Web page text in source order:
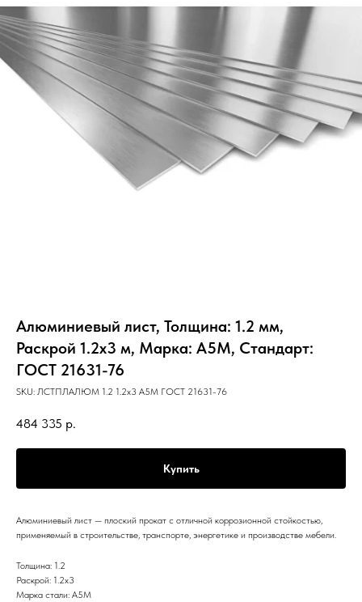
Алюминиевый лист, Толщина: 1.2 мм,
Раскрой 1.2х3 м, Марка: А5М, Стандарт:
ГОСТ 21631-76
SKU: ЛСТПЛАЛЮМ 1.2 1.2х3 А5М ГОСТ 21631-76
484 335 р.
Купить
Алюминиевый лист — плоский прокат с отличной коррозионной стойкостью,
применяемый в строительстве, транспорте, энергетике и производстве мебели.
Толщина: 1.2
Раскрой: 1.2х3
Марка стали: А5М